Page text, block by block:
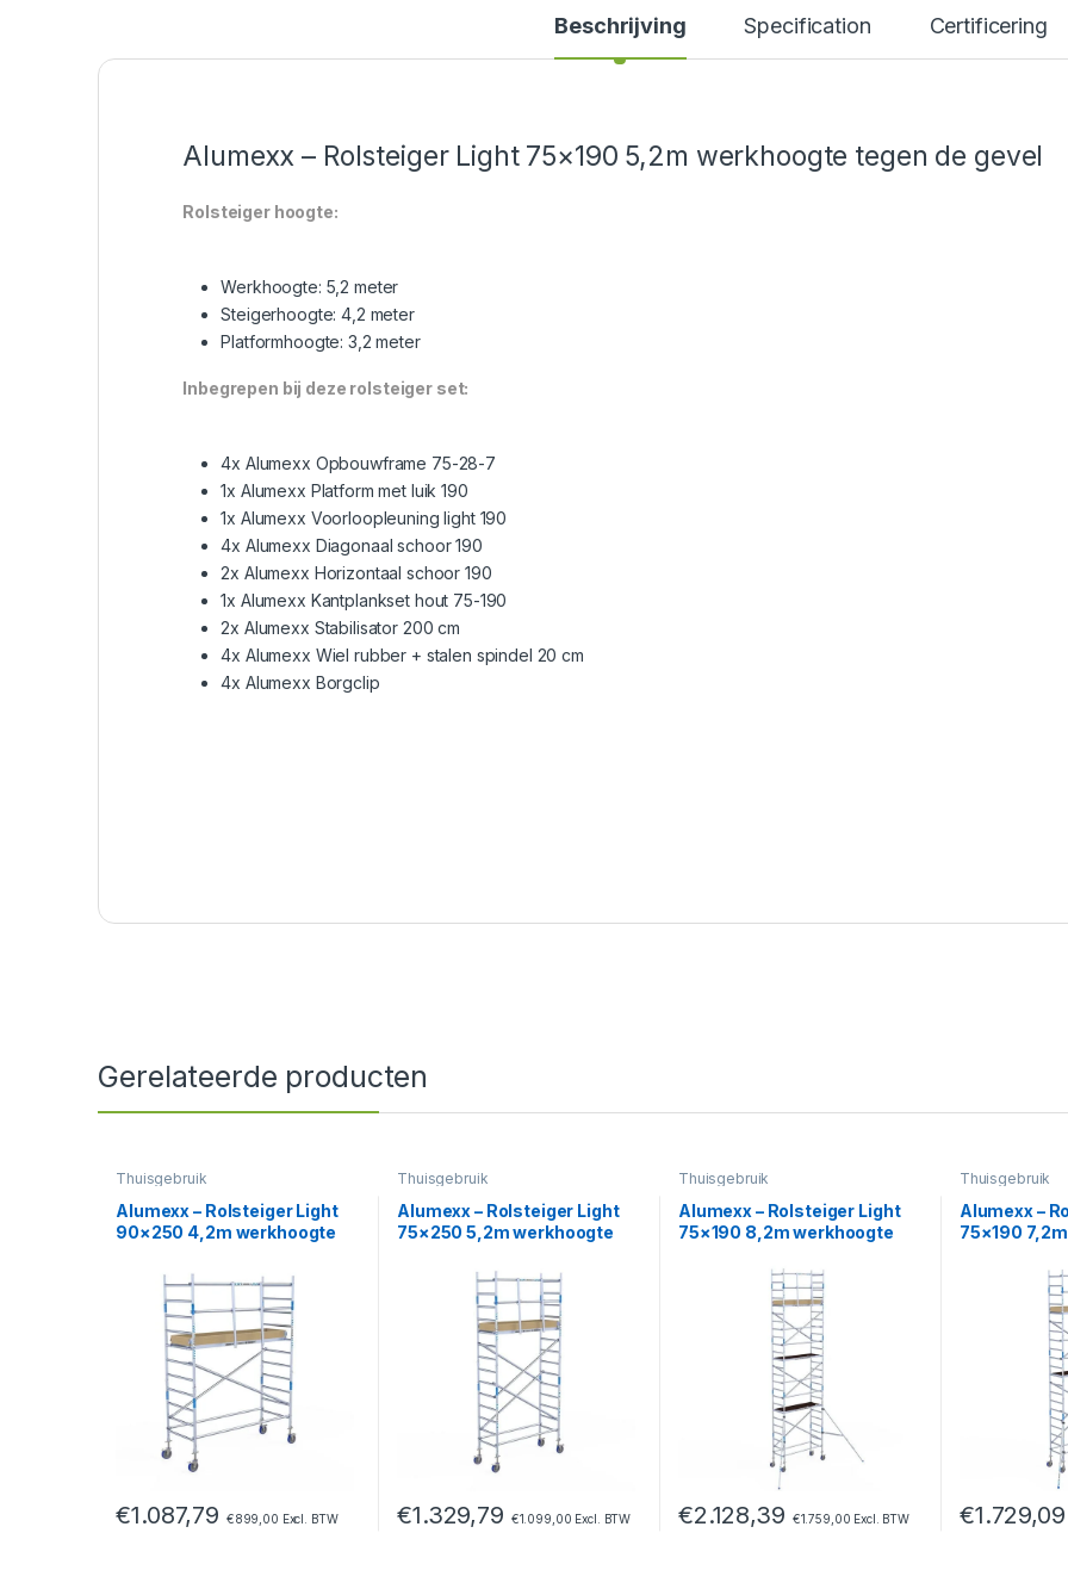
Beschrijving Specification Certificering
Alumexx – Rolsteiger Light 75×190 5,2m werkhoogte tegen de gevel
Rolsteiger hoogte:
Werkhoogte: 5,2 meter
Steigerhoogte: 4,2 meter
Platformhoogte: 3,2 meter
Inbegrepen bij deze rolsteiger set:
4x Alumexx Opbouwframe 75-28-7
1x Alumexx Platform met luik 190
1x Alumexx Voorloopleuning light 190
4x Alumexx Diagonaal schoor 190
2x Alumexx Horizontaal schoor 190
1x Alumexx Kantplankset hout 75-190
2x Alumexx Stabilisator 200 cm
4x Alumexx Wiel rubber + stalen spindel 20 cm
4x Alumexx Borgclip
Gerelateerde producten
Thuisgebruik
Alumexx – Rolsteiger Light
90×250 4,2m werkhoogte
€1.087,79 €899,00 Excl. BTW
Thuisgebruik
Alumexx – Rolsteiger Light
75×250 5,2m werkhoogte
€1.329,79 €1.099,00 Excl. BTW
Thuisgebruik
Alumexx – Rolsteiger Light
75×190 8,2m werkhoogte
€2.128,39 €1.759,00 Excl. BTW
Thuisgebruik
Alumexx –
75×190
€1.729,09